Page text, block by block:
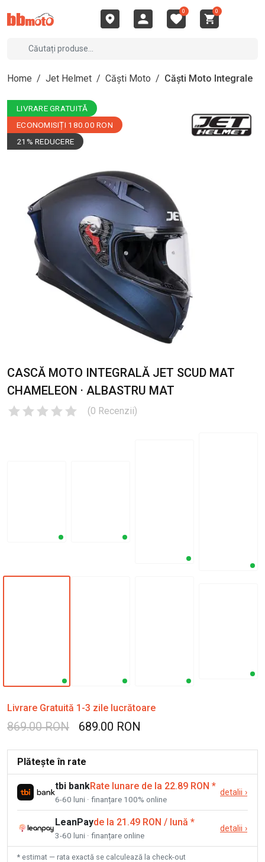
0 0
Home / Jet Helmet / Căști Moto / Căști Moto Integrale
LIVRARE GRATUITĂ
ECONOMISIȚI 180.00 RON
21% REDUCERE
CASCĂ MOTO INTEGRALĂ JET SCUD MAT
CHAMELEON · ALBASTRU MAT
(0 Recenzii)
Livrare Gratuită 1-3 zile lucrătoare
869.00 RON 689.00 RON
Plătește în rate
tbi bankRate lunare de la 22.89 RON *
6-60 luni · finanțare 100% online
detalii ›
LeanPayde la 21.49 RON / lună *
3-60 luni · finanțare online
detalii ›
* estimat — rata exactă se calculează la check-out